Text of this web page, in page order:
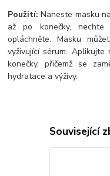
Použití:Naneste masku
až po konečky,
opláchněte. Masku
vyživující sérum.
konečky, přičemž se
hydratace a výživy.
Související